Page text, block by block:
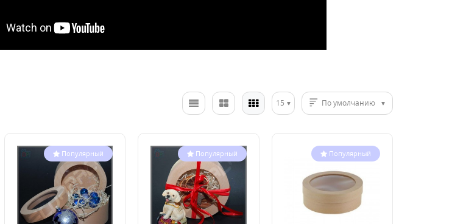
15 По умолчанию
Популярный Популярный Популярный